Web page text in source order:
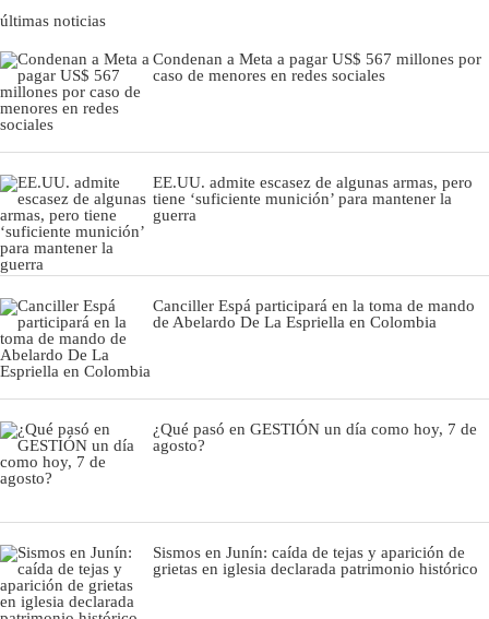
últimas noticias
Condenan a Meta a pagar US$ 567 millones por
caso de menores en redes sociales
EE.UU. admite escasez de algunas armas, pero
tiene ‘suficiente munición’ para mantener la
guerra
Canciller Espá participará en la toma de mando
de Abelardo De La Espriella en Colombia
¿Qué pasó en GESTIÓN un día como hoy, 7 de
agosto?
Sismos en Junín: caída de tejas y aparición de
grietas en iglesia declarada patrimonio histórico